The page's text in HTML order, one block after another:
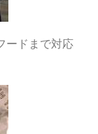
ードまで対応